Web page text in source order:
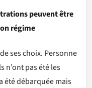
peuvent être
régime
ses choix. Personne
n’ont pas été les
été débarquée mais